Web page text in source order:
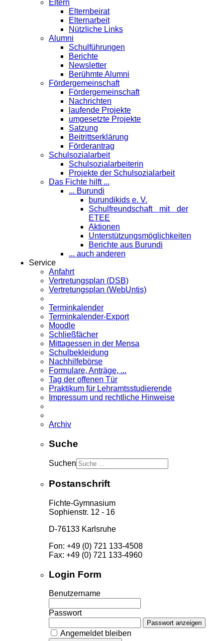
Eltern
Elternbeirat
Elternarbeit
Nützliche Links
Alumni
Schulführungen
Berichte
Newsletter
Berühmte Alumni
Förder­gemeinschaft
Fördergemeinschaft
Nachrichten
laufende Projekte
umgesetzte Projekte
Satzung
Beitrittserklärung
Förderantrag
Schul­sozialarbeit
Schulsozialarbeiterin
Projekte der Schulsozialarbeit
Das Fichte hilft ...
... Burundi
burundikids e. V.
Schulfreundschaft mit der
ETEE
Aktionen
Unterstützungsmöglichkeiten
Berichte aus Burundi
... auch anderen
Service
Anfahrt
Vertretungsplan (DSB)
Vertretungsplan (WebUntis)
Terminkalender
Terminkalender-Export
Moodle
Schließfächer
Mittagessen in der Mensa
Schulbekleidung
Nachhilfebörse
Formulare, Anträge, ...
Tag der offenen Tür
Praktikum für Lehramts­studierende
Impressum und rechtliche Hinweise
Archiv
Suche
Suchen
Postanschrift
Fichte-Gymnasium
Sophienstr. 12 - 16
D-76133 Karlsruhe
Fon: +49 (0) 721 133-4508
Fax: +49 (0) 721 133-4960
Login Form
Benutzername
Passwort
Passwort anzeigen
Angemeldet bleiben